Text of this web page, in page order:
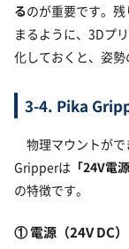
るのが重要です。
まるように、3Dプ
化しておくと、姿勢
3-4. Pika
物理マウントが
Gripperは 「24V電
の特徴です。
① 電源（24V DC）